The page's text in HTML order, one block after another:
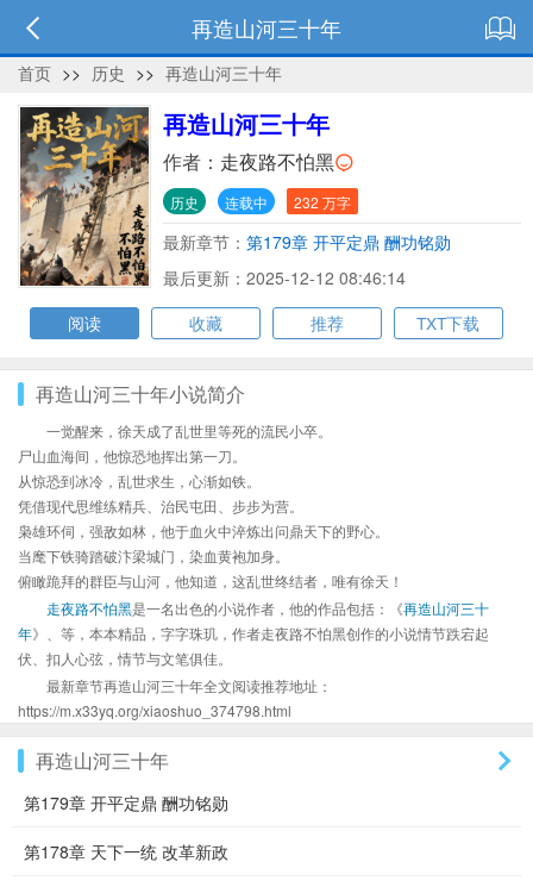
再造山河三十年
首页 >> 历史 >> 再造山河三十年
再造山河三十年
作者： 走夜路不怕黑
历史 连载中 232 万字
最新章节： 第179章 开平定鼎 酬功铭勋
最后更新：2025-12-12 08:46:14
阅读
收藏 推荐 TXT下载
再造山河三十年小说简介
一觉醒来，徐天成了乱世里等死的流民小卒。
尸山血海间，他惊恐地挥出第一刀。
从惊恐到冰冷，乱世求生，心渐如铁。
凭借现代思维练精兵、治民屯田、步步为营。
枭雄环伺，强敌如林，他于血火中淬炼出问鼎天下的野心。
当麾下铁骑踏破汴梁城门，染血黄袍加身。
俯瞰跪拜的群臣与山河，他知道，这乱世终结者，唯有徐天！
走夜路不怕黑是一名出色的小说作者，他的作品包括：《再造山河三十
年》、等，本本精品，字字珠玑，作者走夜路不怕黑创作的小说情节跌宕起
伏、扣人心弦，情节与文笔俱佳。
最新章节再造山河三十年全文阅读推荐地址：
https://m.x33yq.org/xiaoshuo_374798.html
再造山河三十年
第179章 开平定鼎 酬功铭勋
第178章 天下一统 改革新政